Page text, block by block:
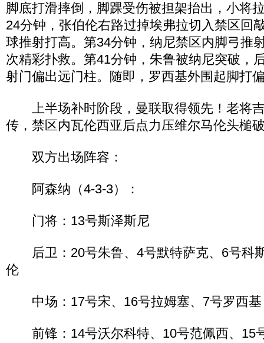
脚底打滑摔倒，脚踝受伤被担架抬出，小将
24分钟，张伯伦右路过掉埃弗拉切入禁区回
球推射打高。第34分钟，纳尼禁区内脚弓推
次精彩扑救。第41分钟，朱鲁被纳尼突破，
射门偏出远门柱。随即，罗西基外围起脚打
上半场补时阶段，曼联取得领先！老将
传，禁区内瓦伦西亚后点力压维尔马伦头槌
双方出场阵容：
阿森纳（4-3-3）：
门将：13号斯泽斯尼
后卫：20号朱鲁、4号默特萨克、6号科
伦
中场：17号宋、16号拉姆塞、7号罗西基
前锋：14号沃尔科特、10号范佩西、15